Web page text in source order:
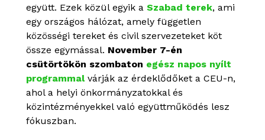
együtt. Ezek közül egyik a Szabad terek, ami
egy országos hálózat, amely független
közösségi tereket és civil szervezeteket köt
össze egymással. November 7-én
csütörtökön szombaton egész napos nyílt
programmalvárják az érdeklődőket a CEU-n,
ahol a helyi önkormányzatokkal és
közintézményekkel való együttműködés lesz
fókuszban.